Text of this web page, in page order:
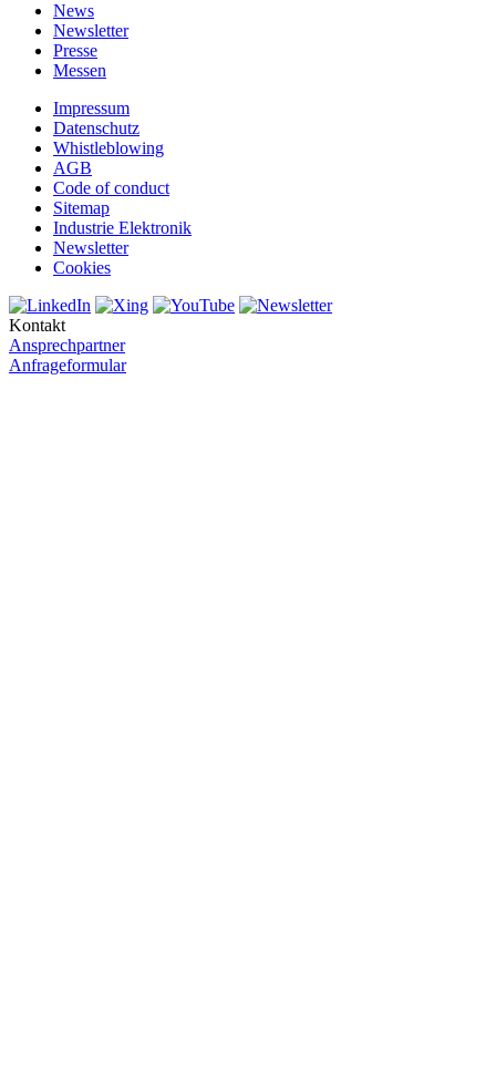
News
Newsletter
Presse
Messen
Impressum
Datenschutz
Whistleblowing
AGB
Code of conduct
Sitemap
Industrie Elektronik
Newsletter
Cookies
Kontakt
Ansprechpartner
Anfrageformular